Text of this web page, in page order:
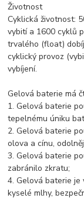
Životnost
Cyklická životnost:
vybití a 1600 cyklů
trvalého (float)
cyklický provoz
vybíjení.
Gelová baterie má
1. Gelová baterie
tepelnému úniku
2. Gelová baterie
olova a cínu,
3. Gelová baterie
zabránilo zkratu;
4. Gelová baterie je
kyselé mlhy,